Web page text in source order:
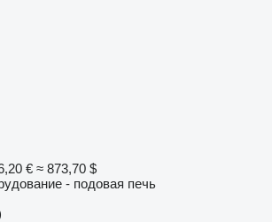
€ ≈ 873,70 $
- подовая печь